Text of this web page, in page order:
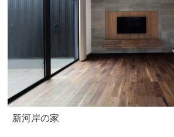
新河岸の家